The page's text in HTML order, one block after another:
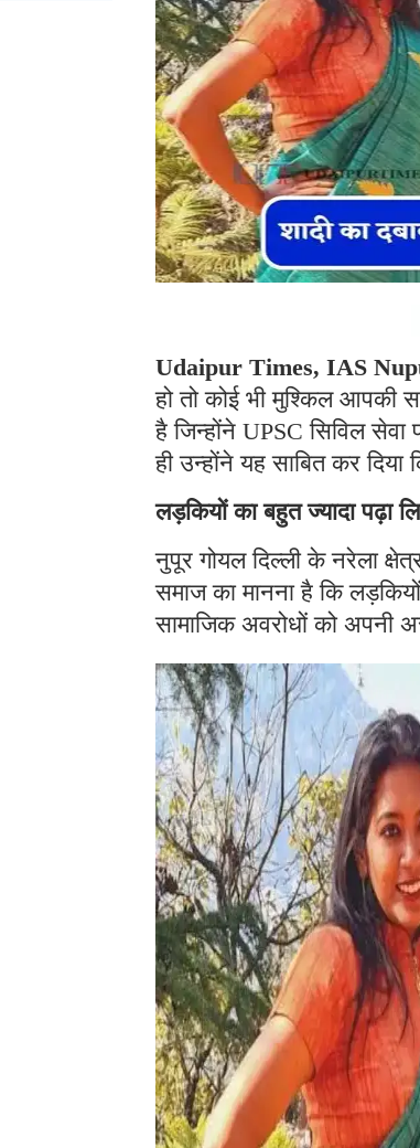
Udaipur Times, IAS
हो तो कोई भी मुश्किल आपकी
है जिन्होंने UPSC सिविल
ही उन्होंने यह साबित कर
लड़कियों का बहुत ज्यादा पढ़ा
नुपूर गोयल दिल्ली के नरेला
समाज का मानना है कि
सामाजिक अवरोधों को अपनी